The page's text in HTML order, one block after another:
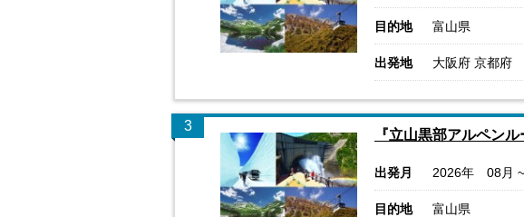
目的地 富山県
出発地 大阪府 京都府
3
『立山黒部アルペン
出発月 2026年 08月
目的地 富山県